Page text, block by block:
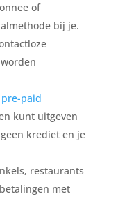
of
bij je.
pre-paid
kunt uitgeven
krediet en je
restaurants
met